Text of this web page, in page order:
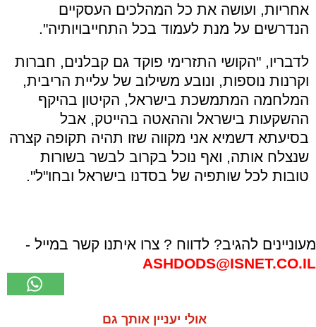
אחריות, ועושה את כל המהלכים העסקיים
הנדרשים על מנת לעמוד בכל התחייבויותיה".
לדבריו, "הקושי התזרימי פוקד גם קבלנים, חברות
וקרנות נוספות, ונובע משילוב של עליית הריבית,
המלחמה המתמשכת בישראל, הקיטון בהיקף
ההשקעות בישראל וההאטה בהייטק, אבל
בסיעתא דשמיא אני מקווה שזו תהיה תקופה קצרה
שנצלח אותה, ואף נוכל בקרוב לבשר בשורות
טובות לכל שותפיה של בסדנו בישראל ובחו"ל".
מעוניינים להגיב? לדווח ? צרו איתנו קשר במייל -
ASHDODS@ISNET.CO.IL
אולי יעניין אותך גם